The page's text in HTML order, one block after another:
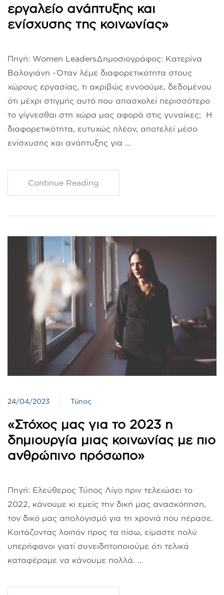
εργαλείο ανάπτυξης και
ενίσχυσης της κοινωνίας»
Πηγή: Women LeadersΔημοσιογράφος: Κατερίνα
Βαλογιάνη -Όταν λέμε διαφορετικότητα στους
χώρους εργασίας, τι ακριβώς εννοούμε, δεδομένου
ότι μέχρι στιγμής αυτό που απασχολεί περισσότερο
το γίγνεσθαι στη χώρα μας αφορά στις γυναίκες; Η
διαφορετικότητα, ευτυχώς πλέον, αποτελεί μέσο
ενίσχυσης και ανάπτυξης για …
Continue Reading
24/04/2023 Τύπος
«Στόχος μας για το 2023 η
δημιουργία μιας κοινωνίας με πιο
ανθρώπινο πρόσωπο»
Πηγή: Ελεύθερος Τύπος Λίγο πριν τελειώσει το
2022, κάνουμε κι εμείς την δική μας ανασκόπηση,
τον δικό μας απολογισμό για τη χρονιά που πέρασε.
Κοιτάζοντας λοιπόν προς τα πίσω, είμαστε πολύ
υπερήφανοι γιατί συνειδητοποιούμε ότι τελικά
καταφέραμε να κάνουμε πολλά. …